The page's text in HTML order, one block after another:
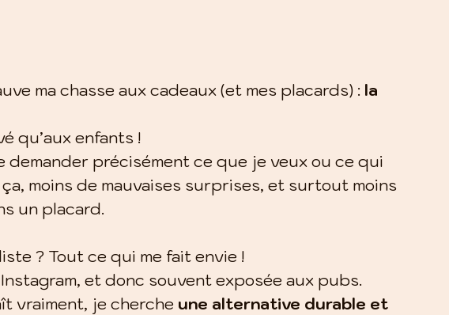
ma chasse aux cadeaux (et mes placards) : la
qu’aux enfants !
demander précisément ce que je veux ou ce qui
ça, moins de mauvaises surprises, et surtout moins
un placard.
? Tout ce qui me fait envie !
et donc souvent exposée aux pubs.
vraiment, je cherche une alternative durable et